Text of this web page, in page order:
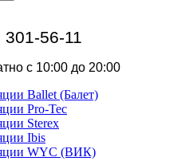
301-56-11
с 10:00 до 20:00
Ballet (Балет)
Pro-Tec
Sterex
Ibis
WYC (ВИК)